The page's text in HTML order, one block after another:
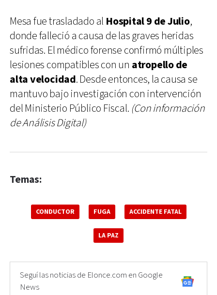
Mesa fue trasladado al Hospital 9 de Julio,
donde falleció a causa de las graves heridas
sufridas. El médico forense confirmó múltiples
lesiones compatibles con un atropello de
alta velocidad. Desde entonces, la causa se
mantuvo bajo investigación con intervención
del Ministerio Público Fiscal. (Con información
de Análisis Digital)
Temas:
CONDUCTOR FUGA ACCIDENTE FATAL
LA PAZ
Seguí las noticias de Elonce.com en Google
News